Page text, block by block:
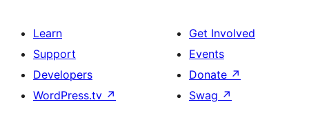
Learn
Support
Developers
WordPress.tv ↗
Get Involved
Events
Donate ↗
Swag ↗